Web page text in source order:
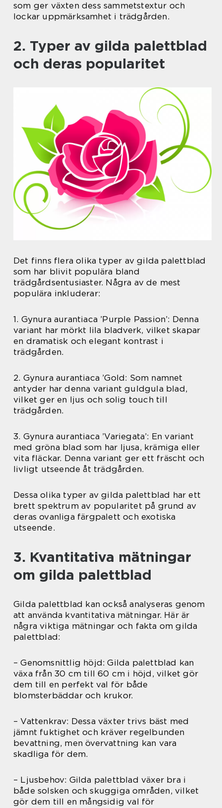
som ger växten dess sammetstextur och
lockar uppmärksamhet i trädgården.
2. Typer av gilda palettblad
och deras popularitet
Det finns flera olika typer av gilda palettblad
som har blivit populära bland
trädgårdsentusiaster. Några av de mest
populära inkluderar:
1. Gynura aurantiaca ’Purple Passion’: Denna
variant har mörkt lila bladverk, vilket skapar
en dramatisk och elegant kontrast i
trädgården.
2. Gynura aurantiaca ’Gold: Som namnet
antyder har denna variant guldgula blad,
vilket ger en ljus och solig touch till
trädgården.
3. Gynura aurantiaca ’Variegata’: En variant
med gröna blad som har ljusa, krämiga eller
vita fläckar. Denna variant ger ett fräscht och
livligt utseende åt trädgården.
Dessa olika typer av gilda palettblad har ett
brett spektrum av popularitet på grund av
deras ovanliga färgpalett och exotiska
utseende.
3. Kvantitativa mätningar
om gilda palettblad
Gilda palettblad kan också analyseras genom
att använda kvantitativa mätningar. Här är
några viktiga mätningar och fakta om gilda
palettblad:
– Genomsnittlig höjd: Gilda palettblad kan
växa från 30 cm till 60 cm i höjd, vilket gör
dem till en perfekt val för både
blomsterbäddar och krukor.
– Vattenkrav: Dessa växter trivs bäst med
jämnt fuktighet och kräver regelbunden
bevattning, men övervattning kan vara
skadliga för dem.
– Ljusbehov: Gilda palettblad växer bra i
både solsken och skuggiga områden, vilket
gör dem till en mångsidig val för